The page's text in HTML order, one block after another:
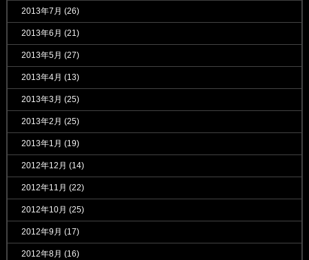
2013年7月 (26)
2013年6月 (21)
2013年5月 (27)
2013年4月 (13)
2013年3月 (25)
2013年2月 (25)
2013年1月 (19)
2012年12月 (14)
2012年11月 (22)
2012年10月 (25)
2012年9月 (17)
2012年8月 (16)